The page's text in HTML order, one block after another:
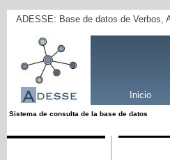
ADESSE: Base de datos de Verbos,
Inicio
Sistema de consulta de la base de datos